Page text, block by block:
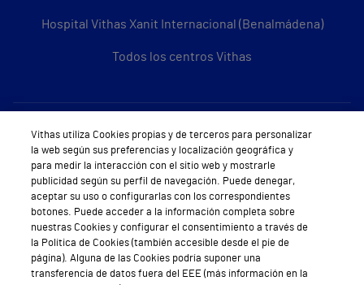
Hospital Vithas Xanit Internacional (Benalmádena)
Todos los centros Vithas
Sobre Vithas
Quiénes somos
Trabajar en Vithas
Teléfono Cita Médica
Teléfono Atención al Cliente
Vithas utiliza Cookies propias y de terceros para personalizar
la web según sus preferencias y localización geográfica y
para medir la interacción con el sitio web y mostrarle
publicidad según su perfil de navegación. Puede denegar,
aceptar su uso o configurarlas con los correspondientes
botones. Puede acceder a la información completa sobre
nuestras Cookies y configurar el consentimiento a través de
la Política de Cookies (también accesible desde el pie de
página). Alguna de las Cookies podría suponer una
transferencia de datos fuera del EEE (más información en la